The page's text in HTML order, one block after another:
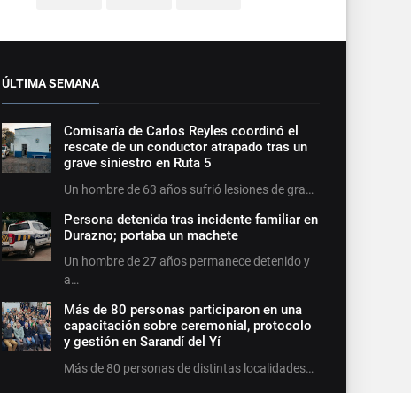
ÚLTIMA SEMANA
Comisaría de Carlos Reyles coordinó el
rescate de un conductor atrapado tras un
grave siniestro en Ruta 5
Un hombre de 63 años sufrió lesiones de gra…
Persona detenida tras incidente familiar en
Durazno; portaba un machete
Un hombre de 27 años permanece detenido y
a…
Más de 80 personas participaron en una
capacitación sobre ceremonial, protocolo
y gestión en Sarandí del Yí
Más de 80 personas de distintas localidades…